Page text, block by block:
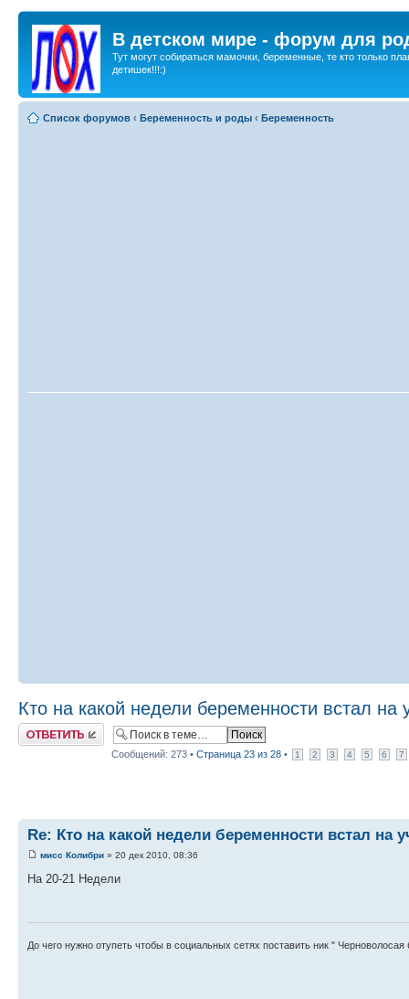
В детском мире - форум для
Тут могут собираться мамочки, беременные, те кто только
детишек!!!:)
Список форумов ‹ Беременность и роды ‹ Беременность
Кто на какой недели беременности встал на
Ответить
Сообщений: 273 • Страница 23 из 28 • 1 2 3 4 5 6 7
Re: Кто на какой недели беременности встал на
мисс Колибри » 20 дек 2010, 08:36
На 20-21 Недели
До чего нужно отупеть чтобы в социальных сетях поставить ник " Черноволосая